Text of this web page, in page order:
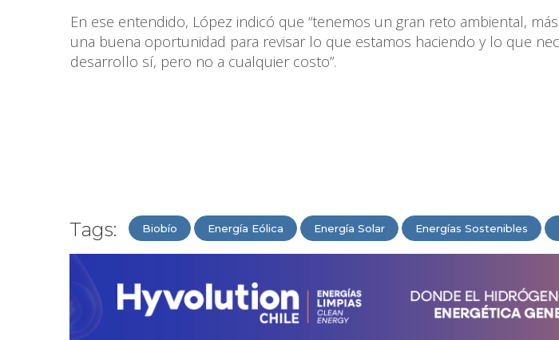
En ese entendido, López indicó que “tenemos un gran reto ambiental,
una buena oportunidad para revisar lo que estamos haciendo y lo que
desarrollo sí, pero no a cualquier costo”.
Tags: Biobío Energía Eólica Energía Solar Energías Sostenibles